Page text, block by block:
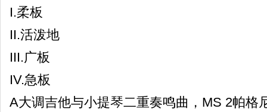
I.柔板
II.活泼地
III.广板
IV.急板
A大调吉他与小提琴二重奏鸣曲，MS 2帕格